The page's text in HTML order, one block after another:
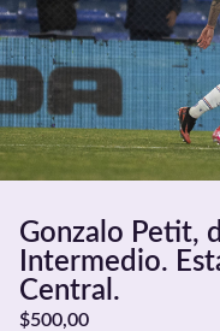
Gonzalo Petit,
Intermedio.
Central.
$500,00